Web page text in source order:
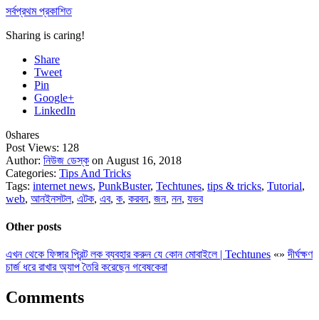
সর্বপ্রথম প্রকাশিত
Sharing is caring!
Share
Tweet
Pin
Google+
LinkedIn
0shares
Post Views: 128
Author: নিউজ ডেস্ক on August 16, 2018
Categories: Tips And Tricks
Tags: internet news, PunkBuster, Techtunes, tips & tricks, Tutorial,
web, আনইনসটল, এটক, এব, ক, করবন, জন, নন, যভব
Other posts
এখন থেকে ফিঙ্গার প্রিন্ট লক ব্যবহার করুন যে কোন মোবাইলে | Techtunes «»দীর্ঘক্ষণ
চার্জ ধরে রাখার অ্যাপ তৈরি করেছেন গবেষকেরা
Comments